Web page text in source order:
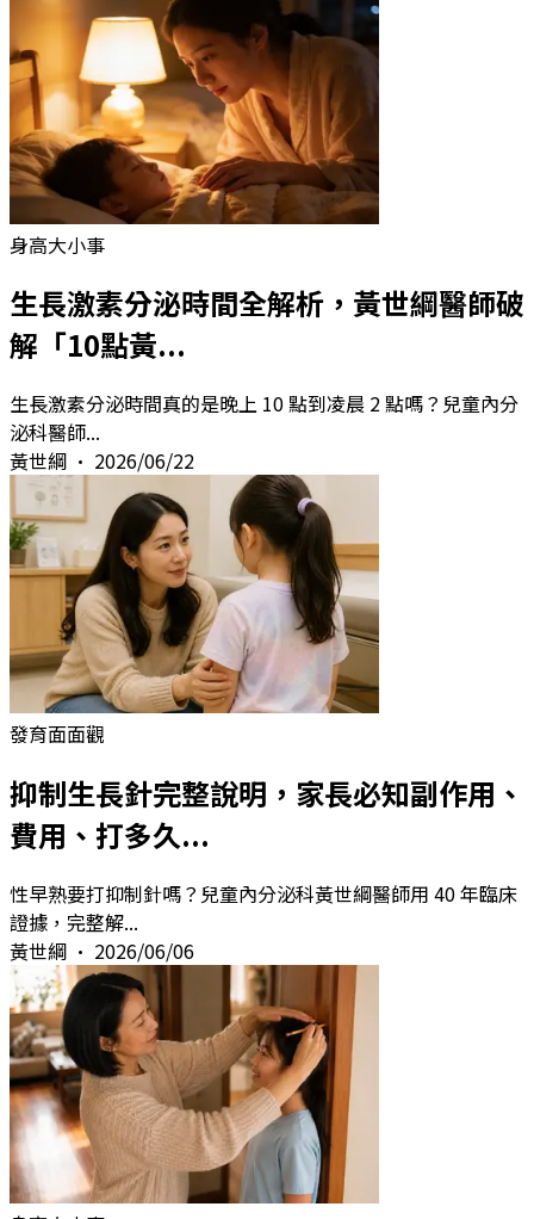
身高大小事
生長激素分泌時間全解析，黃世綱醫師破
解「10點黃...
生長激素分泌時間真的是晚上 10 點到凌晨 2 點嗎？兒童內分
泌科醫師...
黃世綱 • 2026/06/22
發育面面觀
抑制生長針完整說明，家長必知副作用、
費用、打多久...
性早熟要打抑制針嗎？兒童內分泌科黃世綱醫師用 40 年臨床
證據，完整解...
黃世綱 • 2026/06/06